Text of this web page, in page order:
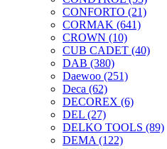
CONFORTO (21)
CORMAK (641)
CROWN (10)
CUB CADET (40)
DAB (380)
Daewoo (251)
Deca (62)
DECOREX (6)
DEL (27)
DELKO TOOLS (89)
DEMA (122)